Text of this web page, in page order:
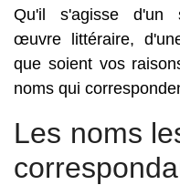
Qu'il s'agisse d'un
œuvre littéraire,
que soient vos
noms qui
Les noms